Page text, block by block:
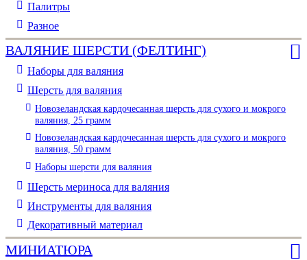
Палитры
Разное
ВАЛЯНИЕ ШЕРСТИ (ФЕЛТИНГ)
Наборы для валяния
Шерсть для валяния
Новозеландская кардочесанная шерсть для сухого и мокрого
валяния, 25 грамм
Новозеландская кардочесанная шерсть для сухого и мокрого
валяния, 50 грамм
Наборы шерсти для валяния
Шерсть мериноса для валяния
Инструменты для валяния
Декоративный материал
МИНИАТЮРА